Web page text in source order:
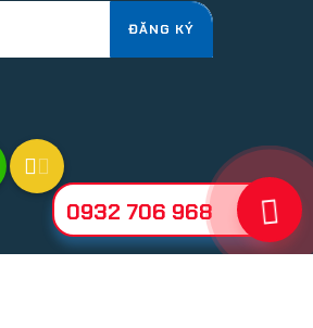
ĐĂNG KÝ
0932 706 968